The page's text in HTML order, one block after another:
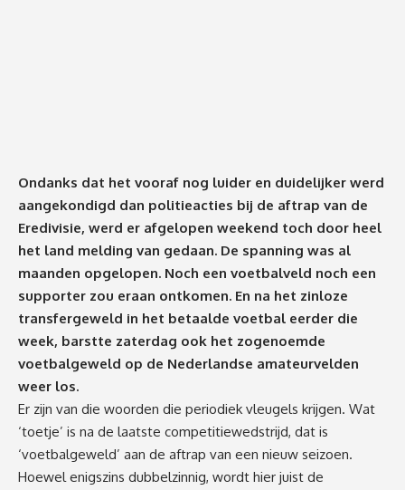
Ondanks dat het vooraf nog luider en duidelijker werd
aangekondigd dan politieacties bij de aftrap van de
Eredivisie, werd er afgelopen weekend toch door heel
het land melding van gedaan. De spanning was al
maanden opgelopen. Noch een voetbalveld noch een
supporter zou eraan ontkomen. En na het zinloze
transfergeweld in het betaalde voetbal eerder die
week, barstte zaterdag ook het zogenoemde
voetbalgeweld op de Nederlandse amateurvelden
weer los.
Er zijn van die woorden die periodiek vleugels krijgen. Wat
‘toetje’ is na de laatste competitiewedstrijd, dat is
‘voetbalgeweld’ aan de aftrap van een nieuw seizoen.
Hoewel enigszins dubbelzinnig, wordt hier juist de